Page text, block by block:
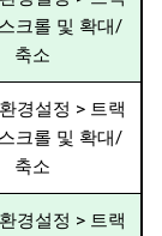
크롤 및 확대/
축소
경설정 > 트랙
크롤 및 확대/
축소
경설정 > 트랙